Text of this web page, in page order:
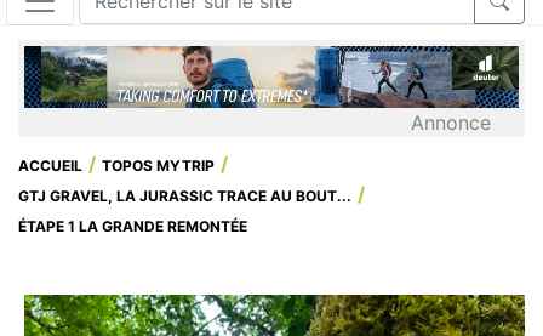
Annonce
ACCUEIL
TOPOS MYTRIP
GTJ GRAVEL, LA JURASSIC TRACE AU BOUT...
ÉTAPE 1 LA GRANDE REMONTÉE